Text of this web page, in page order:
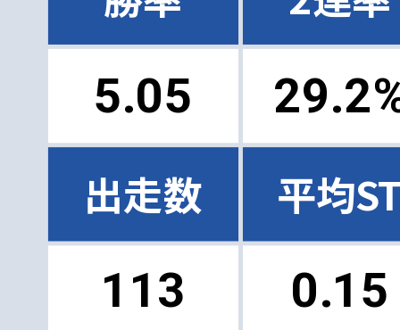
5.05 29.2
出走数 平均
113 0.15